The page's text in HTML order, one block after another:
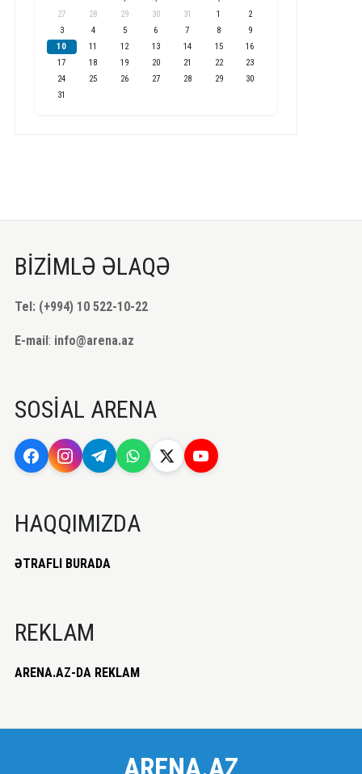
27 28 29 30 31 1
2
3
4 5 6 7 8
9
10
11 12 13 14 15
16
17
18 19 20 21 22
23
24
25 26 27 28 29
30
31
BİZİMLƏ ƏLAQƏ
Tel: (+994) 10 522-10-22
E-mail : info@arena.az
SOSİAL ARENA
HAQQIMIZDA
ƏTRAFLI BURADA
REKLAM
ARENA.AZ-DA REKLAM